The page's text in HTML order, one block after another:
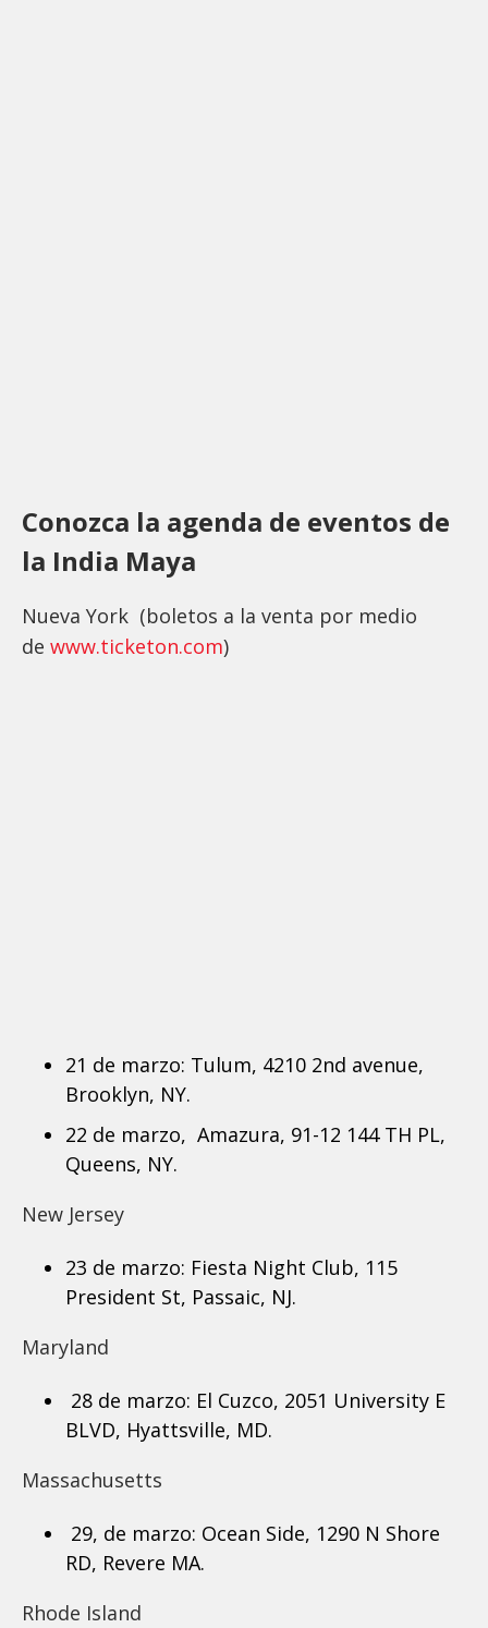
Conozca la agenda de eventos de
la India Maya
Nueva York (boletos a la venta por medio
de www.ticketon.com)
21 de marzo: Tulum, 4210 2nd avenue,
Brooklyn, NY.
22 de marzo, Amazura, 91-12 144 TH PL,
Queens, NY.
New Jersey
23 de marzo: Fiesta Night Club, 115
President St, Passaic, NJ.
Maryland
28 de marzo: El Cuzco, 2051 University E
BLVD, Hyattsville, MD.
Massachusetts
29, de marzo: Ocean Side, 1290 N Shore
RD, Revere MA.
Rhode Island